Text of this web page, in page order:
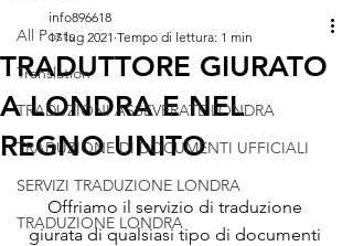
All Posts
Translation
TRADUZIONI ASSEVERATE LONDRA
TRADUZIONE DI DOCUMENTI UFFICIALI
SERVIZI TRADUZIONE LONDRA
TRADUZIONE LONDRA
TRADUTTORE GIURATO
A LONDRA E NEL
REGNO UNITO
info896618
17 lug 2021 Tempo di lettura: 1 min
Offriamo il servizio di traduzione
giurata di qualsiasi tipo di documenti